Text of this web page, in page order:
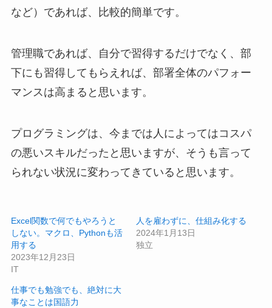
など）であれば、比較的簡単です。
管理職であれば、自分で習得するだけでなく、部
下にも習得してもらえれば、部署全体のパフォー
マンスは高まると思います。
プログラミングは、今までは人によってはコスパ
の悪いスキルだったと思いますが、そうも言って
られない状況に変わってきていると思います。
Excel関数で何でもやろうと
しない。マクロ、Pythonも活
用する
2023年12月23日
IT
人を雇わずに、仕組み化する
2024年1月13日
独立
仕事でも勉強でも、絶対に大
事なことは国語力